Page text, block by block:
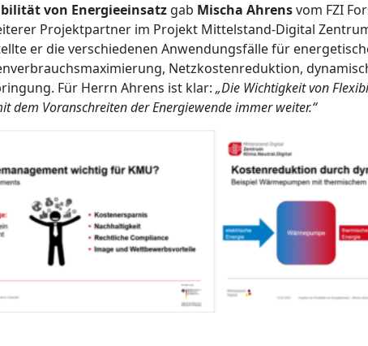
von Energieeinsatz gab Mischa Ahrensvom FZI
Projektpartner im Projekt Mittelstand-Digital
er die verschiedenen Anwendungsfälle für
Netzkostenreduktion,
Für Herrn Ahrens ist klar: „Die Wichtigkeit von
dem Voranschreiten der Energiewende immer weiter.“